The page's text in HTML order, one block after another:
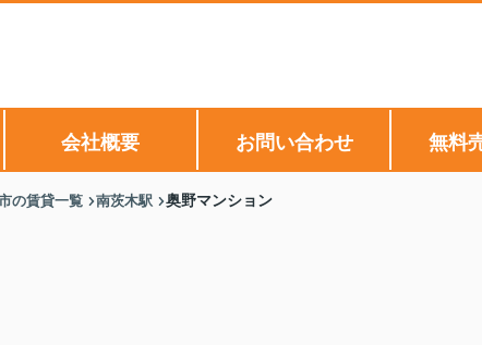
会社概要 お問い合わせ 無料
の賃貸一覧 南茨木駅 奥野マンション